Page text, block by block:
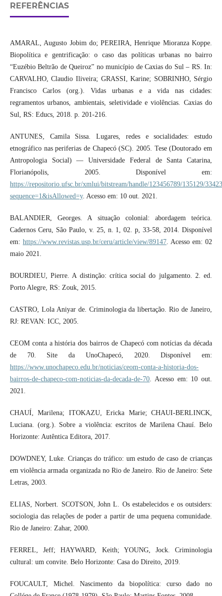
REFERÊNCIAS
AMARAL, Augusto Jobim do; PEREIRA, Henrique Mioranza Koppe.
Biopolítica e gentrificação: o caso das políticas urbanas no bairro
“Euzébio Beltrão de Queiroz” no município de Caxias do Sul – RS. In:
CARVALHO, Claudio Iliveira; GRASSI, Karine; SOBRINHO, Sérgio
Francisco Carlos (org.). Vidas urbanas e a vida nas cidades:
regramentos urbanos, ambientais, seletividade e violências. Caxias do
Sul, RS: Educs, 2018. p. 201-216.
ANTUNES, Camila Sissa. Lugares, redes e socialidades: estudo
etnográfico nas periferias de Chapecó (SC). 2005. Tese (Doutorado em
Antropologia Social) — Universidade Federal de Santa Catarina,
Florianópolis, 2005. Disponível em:
https://repositorio.ufsc.br/xmlui/bitstream/handle/123456789/135129/
sequence=1&isAllowed=y. Acesso em: 10 out. 2021.
BALANDIER, Georges. A situação colonial: abordagem teórica.
Cadernos Ceru, São Paulo, v. 25, n. 1, 02. p, 33-58, 2014. Disponível
em: https://www.revistas.usp.br/ceru/article/view/89147. Acesso em: 02
maio 2021.
BOURDIEU, Pierre. A distinção: crítica social do julgamento. 2. ed.
Porto Alegre, RS: Zouk, 2015.
CASTRO, Lola Aniyar de. Criminologia da libertação. Rio de Janeiro,
RJ: REVAN: ICC, 2005.
CEOM conta a história dos bairros de Chapecó com notícias da década
de 70. Site da UnoChapecó, 2020. Disponível em:
https://www.unochapeco.edu.br/noticias/ceom-conta-a-historia-dos-
bairros-de-chapeco-com-noticias-da-decada-de-70. Acesso em: 10 out.
2021.
CHAUÍ, Marilena; ITOKAZU, Ericka Marie; CHAUI-BERLINCK,
Luciana. (org.). Sobre a violência: escritos de Marilena Chauí. Belo
Horizonte: Autêntica Editora, 2017.
DOWDNEY, Luke. Crianças do tráfico: um estudo de caso de crianças
em violência armada organizada no Rio de Janeiro. Rio de Janeiro: Sete
Letras, 2003.
ELIAS, Norbert. SCOTSON, John L. Os estabelecidos e os outsiders:
sociologia das relações de poder a partir de uma pequena comunidade.
Rio de Janeiro: Zahar, 2000.
FERREL, Jeff; HAYWARD, Keith; YOUNG, Jock. Criminologia
cultural: um convite. Belo Horizonte: Casa do Direito, 2019.
FOUCAULT, Michel. Nascimento da biopolítica: curso dado no